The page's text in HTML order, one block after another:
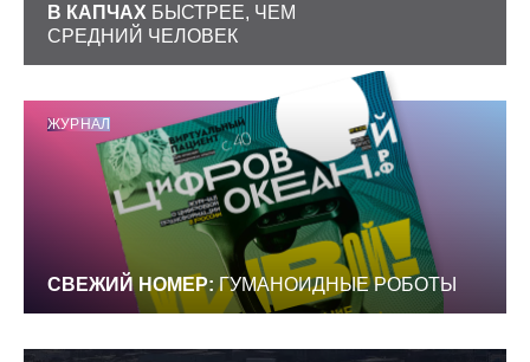
В КАПЧАХ БЫСТРЕЕ, ЧЕМ
СРЕДНИЙ ЧЕЛОВЕК
ЖУРНАЛ
СВЕЖИЙ НОМЕР: ГУМАНОИДНЫЕ РОБОТЫ